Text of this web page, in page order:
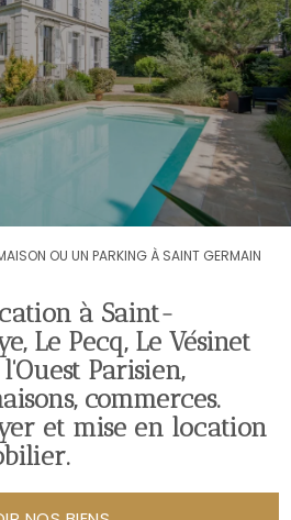
OU UN PARKING À SAINT GERMAIN
à Saint-
Le Pecq, Le Vésinet
Parisien,
commerces.
et mise en location